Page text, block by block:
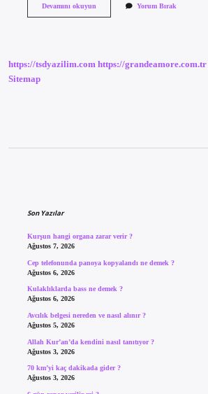
Devamını okuyunEdebiyatta
Yorum Bırak
https://tsdyazilim.com https://grandeamore.com.tr
Sitemap
Son Yazılar
Kurşun hangi organa zarar verir ?
Ağustos 7, 2026
Cep telefonunda panoya kopyalandı ne demek ?
Ağustos 6, 2026
Kulaklıklarda bass ne demek ?
Ağustos 6, 2026
Avcılık belgesi nereden ve nasıl alınır ?
Ağustos 5, 2026
Allah Kur’an’da kendini nasıl tanıtıyor ?
Ağustos 3, 2026
70 km’yi kaç dakikada gider ?
Ağustos 3, 2026